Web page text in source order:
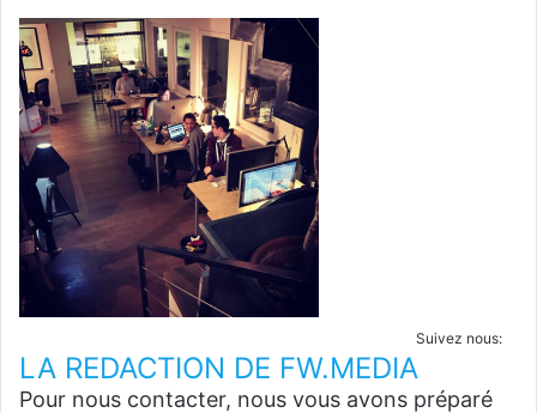
Suivez nous:
LA REDACTION DE FW.MEDIA
Pour nous contacter, nous vous avons préparé